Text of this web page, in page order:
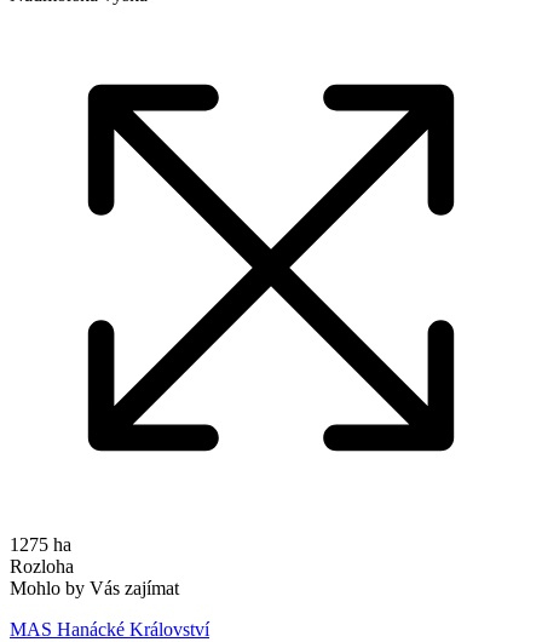
1275 ha
Rozloha
Mohlo by Vás zajímat
MAS Hanácké Království